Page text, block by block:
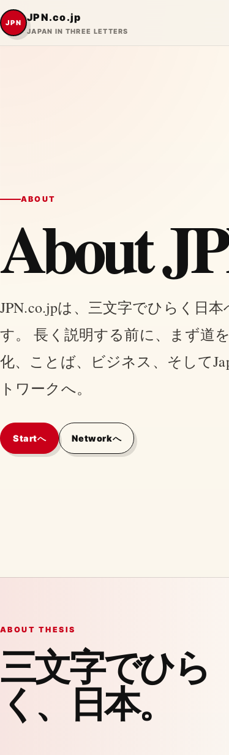
JPN JPN.co.jp
JAPAN IN THREE LETTERS
ABOUT
About
JPN.co.jpは、三文字でひらく日
す。 長く説明する前に、まず道
化、ことば、ビジネス、そして
トワークへ。
Startへ Networkへ
ABOUT THESIS
三文字でひら
く、日本。